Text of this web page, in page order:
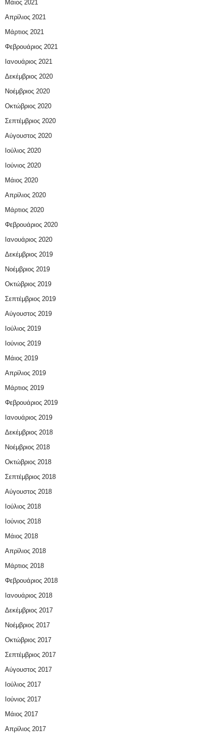
Μάιος 2021
Απρίλιος 2021
Μάρτιος 2021
Φεβρουάριος 2021
Ιανουάριος 2021
Δεκέμβριος 2020
Νοέμβριος 2020
Οκτώβριος 2020
Σεπτέμβριος 2020
Αύγουστος 2020
Ιούλιος 2020
Ιούνιος 2020
Μάιος 2020
Απρίλιος 2020
Μάρτιος 2020
Φεβρουάριος 2020
Ιανουάριος 2020
Δεκέμβριος 2019
Νοέμβριος 2019
Οκτώβριος 2019
Σεπτέμβριος 2019
Αύγουστος 2019
Ιούλιος 2019
Ιούνιος 2019
Μάιος 2019
Απρίλιος 2019
Μάρτιος 2019
Φεβρουάριος 2019
Ιανουάριος 2019
Δεκέμβριος 2018
Νοέμβριος 2018
Οκτώβριος 2018
Σεπτέμβριος 2018
Αύγουστος 2018
Ιούλιος 2018
Ιούνιος 2018
Μάιος 2018
Απρίλιος 2018
Μάρτιος 2018
Φεβρουάριος 2018
Ιανουάριος 2018
Δεκέμβριος 2017
Νοέμβριος 2017
Οκτώβριος 2017
Σεπτέμβριος 2017
Αύγουστος 2017
Ιούλιος 2017
Ιούνιος 2017
Μάιος 2017
Απρίλιος 2017